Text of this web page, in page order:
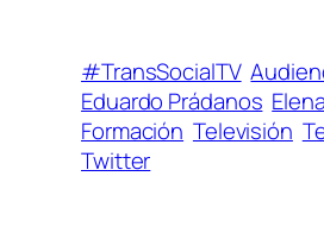
#TransSocialTV
Eduardo Prádanos
Formación Televisión
Twitter